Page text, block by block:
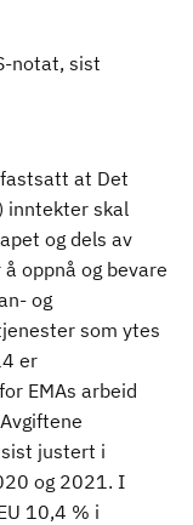
notat, sist
at Det
inntekter skal
og dels av
oppnå og bevare
og
som ytes
er
EMAs arbeid
justert i
og 2021. I
10,4 % i